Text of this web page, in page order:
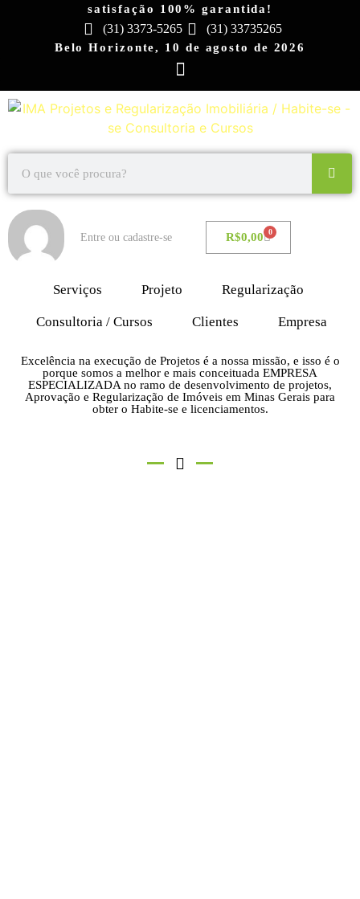
satisfação 100% garantida!
(31) 3373-5265 (31) 33735265
Belo Horizonte, 10 de agosto de 2026
Entre ou cadastre-se R$0,00 0
Serviços Projeto Regularização
Consultoria / Cursos Clientes Empresa
Excelência na execução de Projetos é a nossa missão, e isso é o
porque somos a melhor e mais conceituada EMPRESA
ESPECIALIZADA no ramo de desenvolvimento de projetos,
Aprovação e Regularização de Imóveis em Minas Gerais para
obter o Habite-se e licenciamentos.